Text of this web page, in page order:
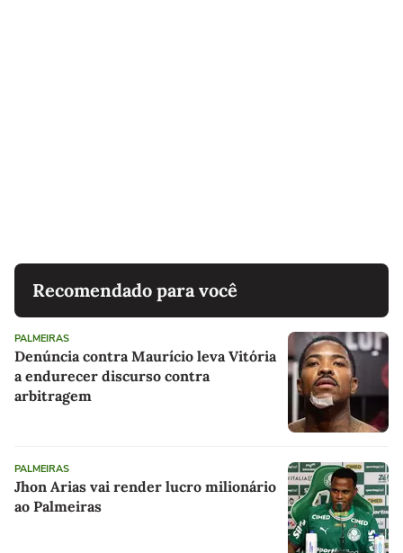
Recomendado para você
PALMEIRAS
Denúncia contra Maurício leva Vitória
a endurecer discurso contra
arbitragem
PALMEIRAS
Jhon Arias vai render lucro milionário
ao Palmeiras